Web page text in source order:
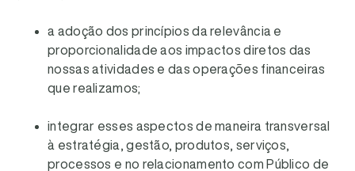
a adoção dos princípios da relevância e
proporcionalidade aos impactos diretos das
nossas atividades e das operações financeiras
que realizamos;
integrar esses aspectos de maneira transversal
à estratégia, gestão, produtos, serviços,
processos e no relacionamento com Público de